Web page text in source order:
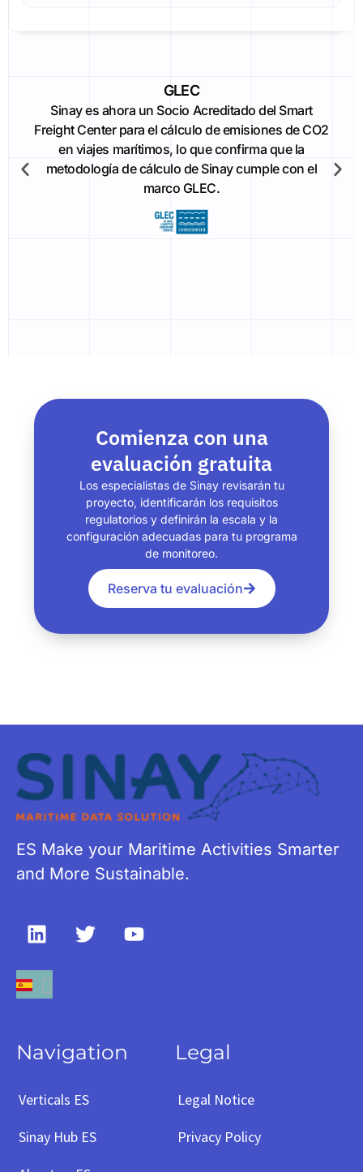
GLEC
Sinay es ahora un Socio Acreditado del Smart
Freight Center para el cálculo de emisiones de CO2
en viajes marítimos, lo que confirma que la
metodología de cálculo de Sinay cumple con el
marco GLEC.
Comienza con una
evaluación gratuita
Los especialistas de Sinay revisarán tu
proyecto, identificarán los requisitos
regulatorios y definirán la escala y la
configuración adecuadas para tu programa
de monitoreo.
Reserva tu evaluación
ES Make your Maritime Activities Smarter
and More Sustainable.
Navigation
Verticals ES
Sinay Hub ES
Legal
Legal Notice
Privacy Policy